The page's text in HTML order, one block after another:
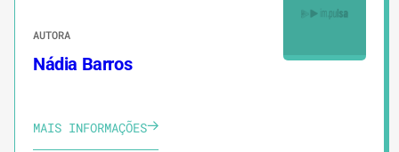
AUTORA
Nádia Barros
MAIS INFORMAÇÕES